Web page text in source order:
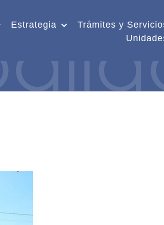
Estrategia
Trámites y